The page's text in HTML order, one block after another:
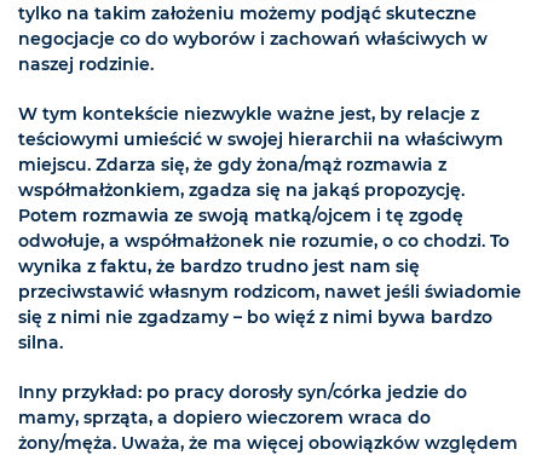
tylko na takim założeniu możemy podjąć skuteczne
negocjacje co do wyborów i zachowań właściwych w
naszej rodzinie.
W tym kontekście niezwykle ważne jest, by relacje z
teściowymi umieścić w swojej hierarchii na właściwym
miejscu. Zdarza się, że gdy żona/mąż rozmawia z
współmałżonkiem, zgadza się na jakąś propozycję.
Potem rozmawia ze swoją matką/ojcem i tę zgodę
odwołuje, a współmałżonek nie rozumie, o co chodzi. To
wynika z faktu, że bardzo trudno jest nam się
przeciwstawić własnym rodzicom, nawet jeśli świadomie
się z nimi nie zgadzamy – bo więź z nimi bywa bardzo
silna.
Inny przykład: po pracy dorosły syn/córka jedzie do
mamy, sprząta, a dopiero wieczorem wraca do
żony/męża. Uważa, że ma więcej obowiązków względem